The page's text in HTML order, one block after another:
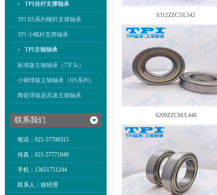
> TPI丝杆支撑轴承
TPI BS系列螺杆支撑轴承
TPI 小螺杆支撑轴承
> TPI主轴轴承
标准版主轴轴承（7字头）
小钢球版主轴轴承（HS系列）
陶瓷球版超高速主轴轴承
联系我们
电话：021-57700315
传真：021-57771849
手机：13651751244
联系人：徐经理
6312ZZC3/L542
6209ZZCM/L448